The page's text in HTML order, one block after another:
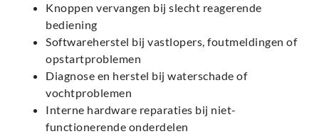
Knoppen vervangen bij slecht reagerende
bediening
Softwareherstel bij vastlopers, foutmeldingen of
opstartproblemen
Diagnose en herstel bij waterschade of
vochtproblemen
Interne hardware reparaties bij niet-
functionerende onderdelen